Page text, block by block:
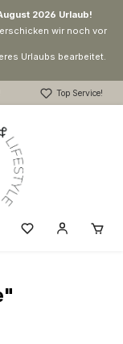
2026 Urlaub!
wir noch vor
Urlaubs bearbeitet.
Top Service!
Du hast 0